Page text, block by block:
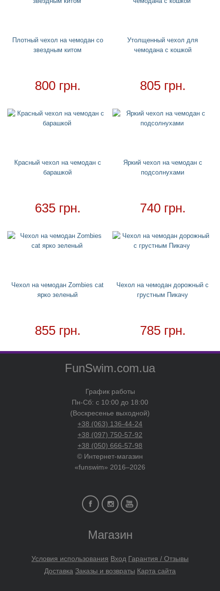
Круги
+
Матрасы
+
Пледы
Купальники
Надувные подстаканники
Аксессуары
+
Cмешные очки
Надувные мячи
Чехлы для чемоданов
Ремни для чемодана
Для дома
+
Плотный чехол на чемодан со
звездным китом
800 грн.
Утолщенный чехол для
чемодана с кошкой
805 грн.
Красный чехол на чемодан с
барашкой
635 грн.
Яркий чехол на чемодан с
подсолнухами
740 грн.
Чехол на чемодан Zombies cat
ярко зеленый
855 грн.
Чехол на чемодан дорожный с
грустным Пикачу
785 грн.
FunSwim.com.ua
График работы
Пн-Сб: с 10:00 до 18:00
(Воскресенье выходной)
+38 (063) 136-44-24
+38 (097) 750-57-92
+38 (050) 666-57-98
© Интернет-магазин
«funswim» 2016–2026
Магазин
Условия использования Вход Гарантия / Отзывы
Доставка Заказы и возвраты Карта сайта